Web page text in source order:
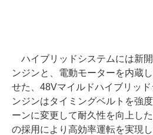
ハイブリッドシステムには新
ンジンと、電動モーターを内蔵
せた、48Vマイルドハイブリッ
ンジンはタイミングベルトを強
ーンに変更して耐久性を向上し
の採用により高効率運転を実現